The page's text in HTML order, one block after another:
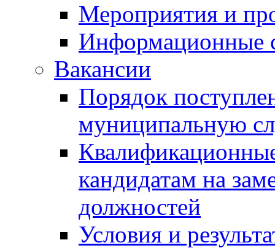
Мероприятия и
Информационные
Вакансии
Порядок
муниципальную
кандидатам на
должностей
Условия и